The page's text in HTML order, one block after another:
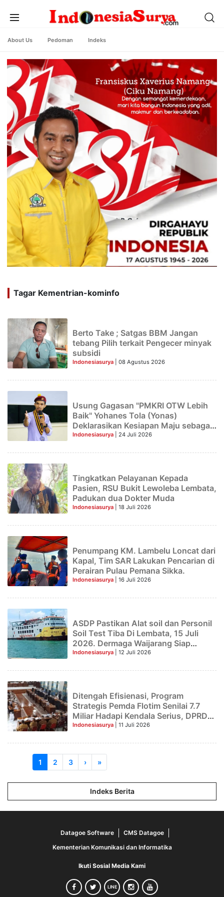
About Us Pedoman Indeks
Tagar Kementrian-kominfo
Berto Take ; Satgas BBM Jangan
tebang Pilih terkait Pengecer minyak
subsidi
Indonesiasurya | 08 Agustus 2026
Usung Gagasan "PMKRI OTW Lebih
Baik" Yohanes Tola (Yonas)
Deklarasikan Kesiapan Maju sebagai
Calon Ketua Presidium PP PMKRI
Indonesiasurya | 24 Juli 2026
Tingkatkan Pelayanan Kepada
Pasien, RSU Bukit Lewoleba Lembata,
Padukan dua Dokter Muda
Indonesiasurya | 18 Juli 2026
Penumpang KM. Lambelu Loncat dari
Kapal, Tim SAR Lakukan Pencarian di
Perairan Pulau Pemana Sikka.
Indonesiasurya | 16 Juli 2026
ASDP Pastikan Alat soil dan Personil
Soil Test Tiba Di Lembata, 15 Juli
2026. Dermaga Waijarang Siap
Dikerjakan.
Indonesiasurya | 12 Juli 2026
Ditengah Efisienasi, Program
Strategis Pemda Flotim Senilai 7.7
Miliar Hadapi Kendala Serius, DPRD
Minta Pemerintah Lakukan Evaluasi
Indonesiasurya | 11 Juli 2026
1 2 3 › »
Indeks Berita
Datagoe Software
CMS Datagoe
Kementerian Komunikasi dan Informatika
Ikuti Sosial Media Kami
LINE